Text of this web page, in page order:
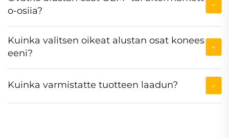
o-osiia?
Kuinka valitsen oikeat alustan osat konees
eeni?
Kuinka varmistatte tuotteen laadun?